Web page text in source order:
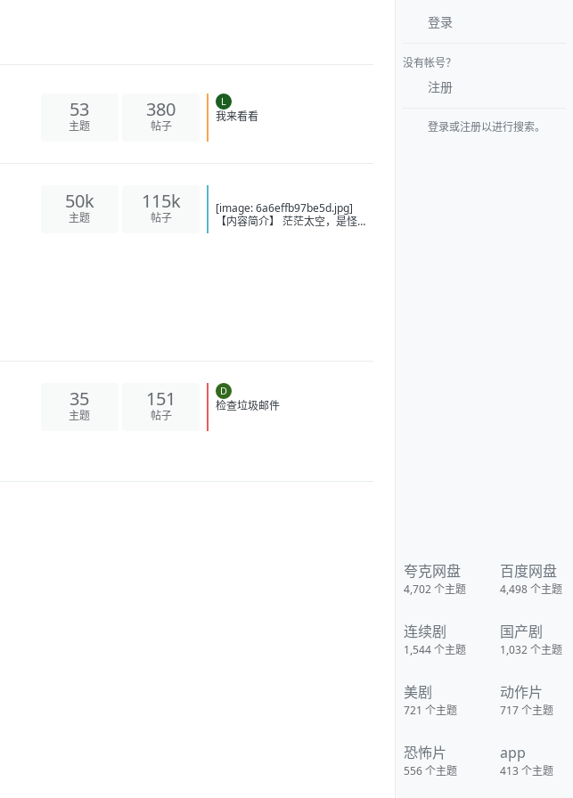
53
主题
380
帖子
L
我来看看
50k
主题
115k
帖子
[image: 6a6effb97be5d.jpg]
【内容简介】 茫茫太空，是怪兽
bjaidxz2JjTfN3GiwValQ?
pwd=nj7j 夸克：
https://pan.quark.cn/s/5ad8e54
35
主题
151
帖子
D
检查垃圾邮件
登录
没有帐号？
注册
登录或注册以进行搜索。
夸克网盘
4,702个主题
百度网盘
4,498个主题
连续剧
1,544个主题
国产剧
1,032个主题
美剧
721 个主题
动作片
717个主题
恐怖片
556个主题
app
413个主题